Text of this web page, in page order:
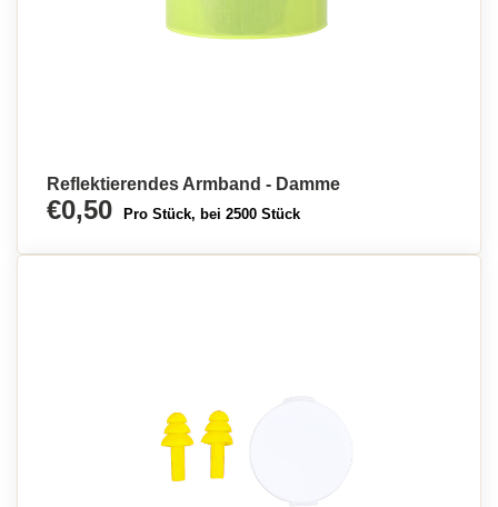
Reflektierendes Armband - Damme
€0,50 Pro Stück, bei 2500 Stück